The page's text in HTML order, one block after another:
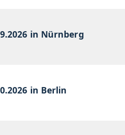
in Nürnberg
in Berlin